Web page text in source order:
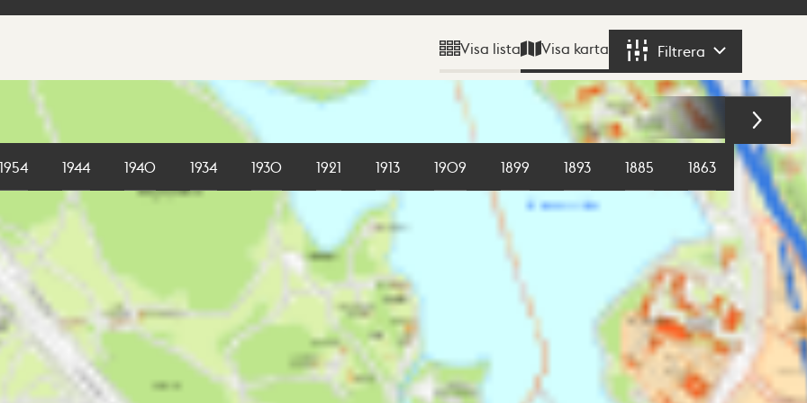
Visa lista Visa karta Filtrera
1954 1944 1940 1934 1930 1921 1913 1909 1899 1893 1885 1863 1855